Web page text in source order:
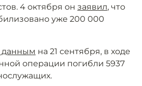
4 октября он заявил, что
уже 200 000
на 21 сентября, в ходе
операции погибли 5937